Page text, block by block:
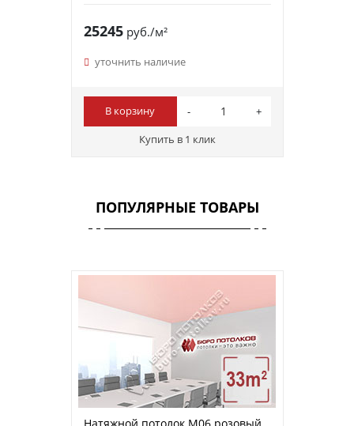
25245руб./м²
уточнить наличие
В корзину
Купить в 1 клик
ПОПУЛЯРНЫЕ ТОВАРЫ